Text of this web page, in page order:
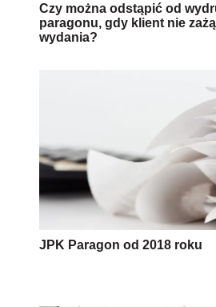
Czy można odstąpić od
paragonu, gdy klient nie
wydania?
JPK Paragon od 2018 roku